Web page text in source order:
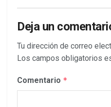
Deja un
Tu dirección de correo
Los campos obligatorios
Comentario *